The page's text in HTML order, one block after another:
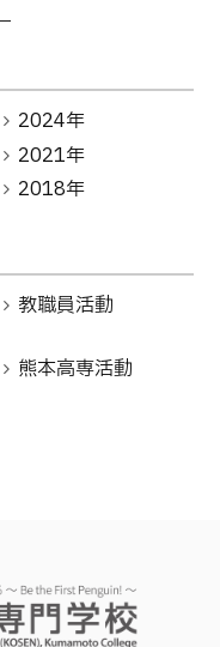
2024年
2021年
2018年
教職員活動
熊本高専活動